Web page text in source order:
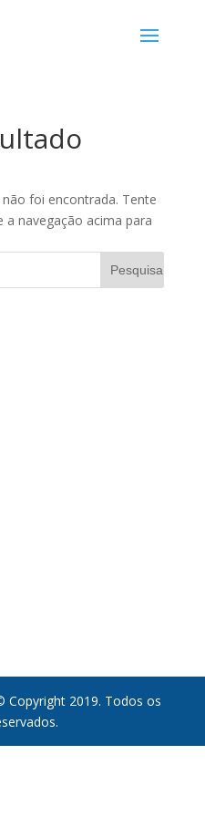
foi encontrada. Tente
a navegação acima para
2019. Todos os